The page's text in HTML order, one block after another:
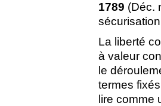
1789 (Déc.
La liberté
à valeur
le
termes
lire comme